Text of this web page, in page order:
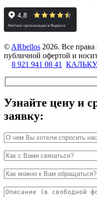
© ARbellos 2026. Все
публичной офертой и
8 921 941 08 41
Узнайте цену и
заявку: